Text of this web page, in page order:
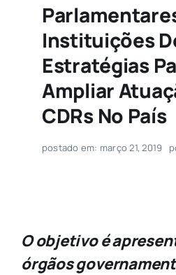
Instituições
Estratégias
Ampliar
CDRs No País
postado em: março 21, 2019
O objetivo é
órgãos